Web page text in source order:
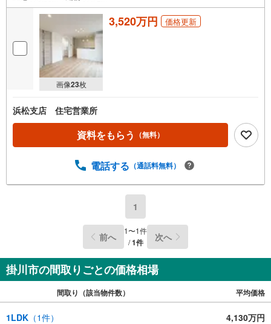
画像23枚
3,520万円 価格更新
浜松支店 住宅営業所
資料をもらう （無料）
電話する （通話料無料）
1
前へ 1〜1件
/1件 次へ
掛川市の間取りごとの価格相場
間取り（該当物件数） 平均価格
1LDK （1件） 4,130万円